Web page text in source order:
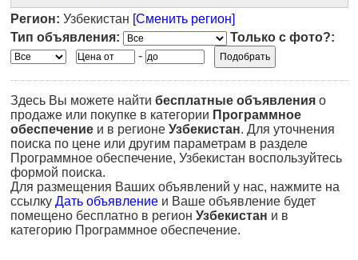
Регион: Узбекистан [Сменить регион]
Тип объявления:
Только с фото?:
-
Здесь Вы можете найти бесплатные объявления о
продаже или покупке в категории Программное
обеспечение и в регионе Узбекистан. Для уточнения
поиска по цене или другим параметрам в разделе
Программное обеспечение, Узбекистан воспользуйтесь
формой поиска.
Для размещения Ваших объявлений у нас, нажмите на
ссылку Дать объявление и Ваше объявление будет
помещено бесплатно в регион Узбекистан и в
категорию Программное обеспечение.